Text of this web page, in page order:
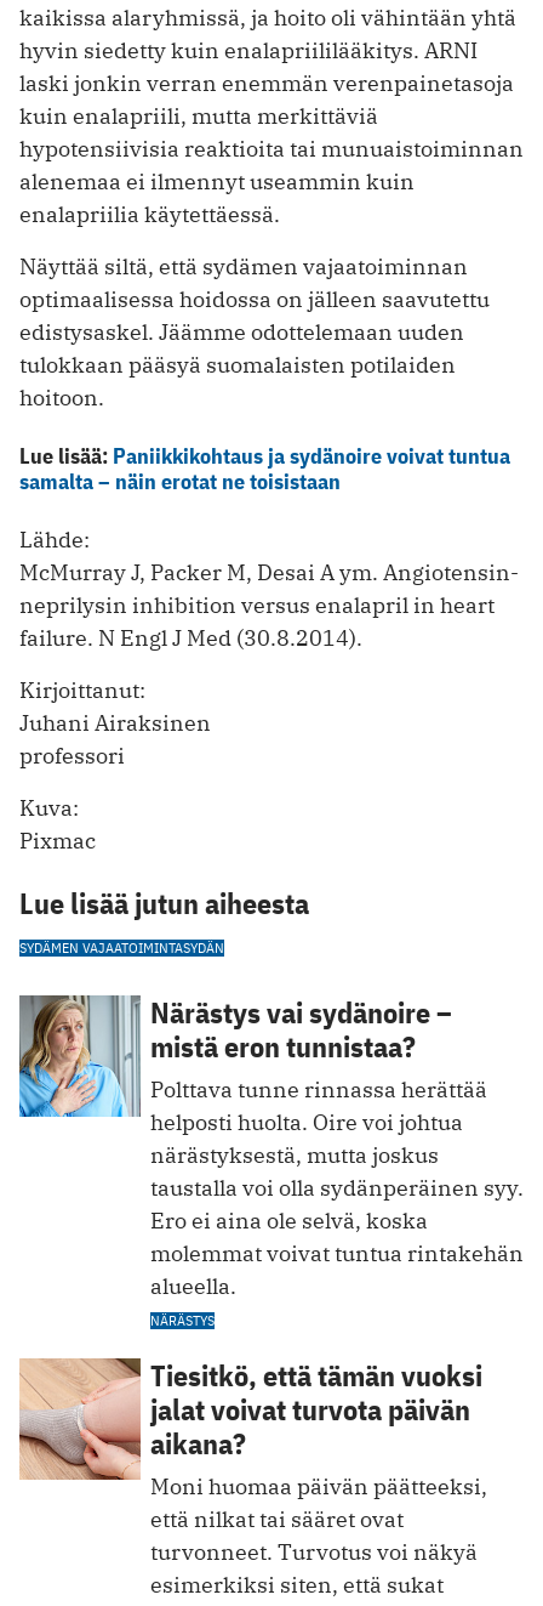
kaikissa alaryhmissä, ja hoito oli vähintään yhtä
hyvin siedetty kuin enalapriililääkitys. ARNI
laski jonkin verran enemmän verenpainetasoja
kuin enalapriili, mutta merkittäviä
hypotensiivisia reaktioita tai munuaistoiminnan
alenemaa ei ilmennyt useammin kuin
enalapriilia käytettäessä.
Näyttää siltä, että sydämen vajaatoiminnan
optimaalisessa hoidossa on jälleen saavutettu
edistysaskel. Jäämme odottelemaan uuden
tulokkaan pääsyä suomalaisten potilaiden
hoitoon.
Lue lisää: Paniikkikohtaus ja sydänoire voivat tuntua
samalta – näin erotat ne toisistaan
Lähde:
McMurray J, Packer M, Desai A ym. Angiotensin-
neprilysin inhibition versus enalapril in heart
failure. N Engl J Med (30.8.2014).
Kirjoittanut:
Juhani Airaksinen
professori
Kuva:
Pixmac
Lue lisää jutun aiheesta
SYDÄMEN VAJAATOIMINTASYDÄN
Närästys vai sydänoire –
mistä eron tunnistaa?
Polttava tunne rinnassa herättää
helposti huolta. Oire voi johtua
närästyksestä, mutta joskus
taustalla voi olla sydänperäinen syy.
Ero ei aina ole selvä, koska
molemmat voivat tuntua rintakehän
alueella.
NÄRÄSTYS
Tiesitkö, että tämän vuoksi
jalat voivat turvota päivän
aikana?
Moni huomaa päivän päätteeksi,
että nilkat tai sääret ovat
turvonneet. Turvotus voi näkyä
esimerkiksi siten, että sukat